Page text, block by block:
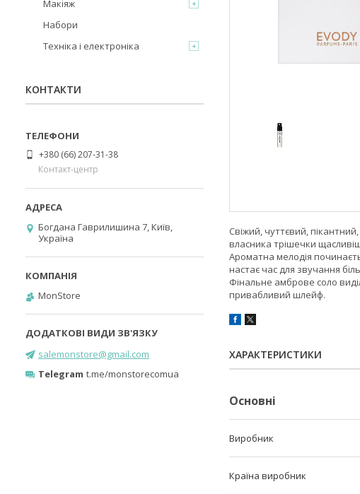
Свіжий, чуттєвий,
власника трішечки
Ароматна мелодія
настає час для звучання
Фінальне амброве соло
привабливий шлейф.
ХАРАКТЕРИСТИКИ
Основні
Виробник
Країна виробник
Макіяж
Набори
Техніка і електроніка
КОНТАКТИ
+380 (66) 207-31-38
Контакт-центр
Богдана Гаврилишина 7, Київ,
Україна
MonStore
salemonstore@gmail.com
Telegram t.me/monstorecomua